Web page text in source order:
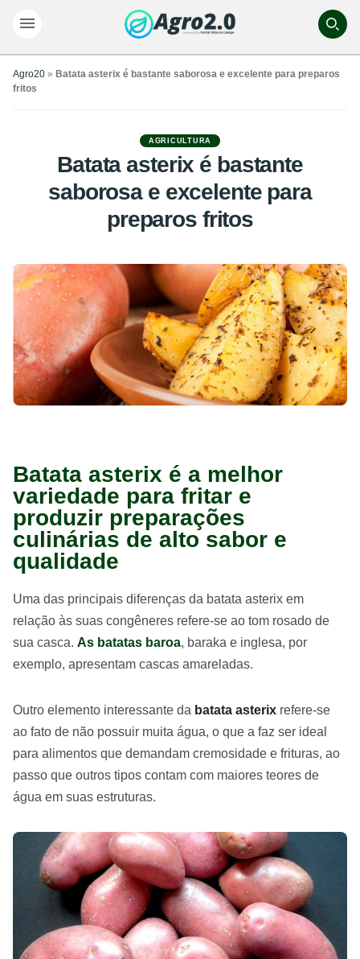
Agro20 » Batata asterix é bastante saborosa e excelente para preparos
fritos
AGRICULTURA
Batata asterix é bastante
saborosa e excelente para
preparos fritos
Batata asterix é a melhor
variedade para fritar e
produzir preparações
culinárias de alto sabor e
qualidade
Uma das principais diferenças da batata asterix em
relação às suas congêneres refere-se ao tom rosado de
sua casca. As batatas baroa, baraka e inglesa, por
exemplo, apresentam cascas amareladas.
Outro elemento interessante da batata asterix refere-se
ao fato de não possuir muita água, o que a faz ser ideal
para alimentos que demandam cremosidade e frituras, ao
passo que outros tipos contam com maiores teores de
água em suas estruturas.